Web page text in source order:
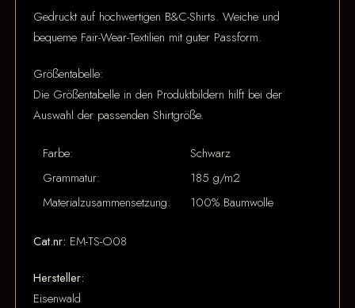
Gedruckt auf hochwertigen B&C-Shirts. Weiche und
bequeme Fair-Wear-Textilien mit guter Passform.
Größentabelle:
Die Größentabelle in den Produktbildern hilft bei der
Auswahl der passenden Shirtgröße.
Farbe:
Schwarz
Grammatur:
185 g/m2
Materialzusammensetzung:
100% Baumwolle
Cat.nr: EM-TS-O08
Hersteller:
Eisenwald